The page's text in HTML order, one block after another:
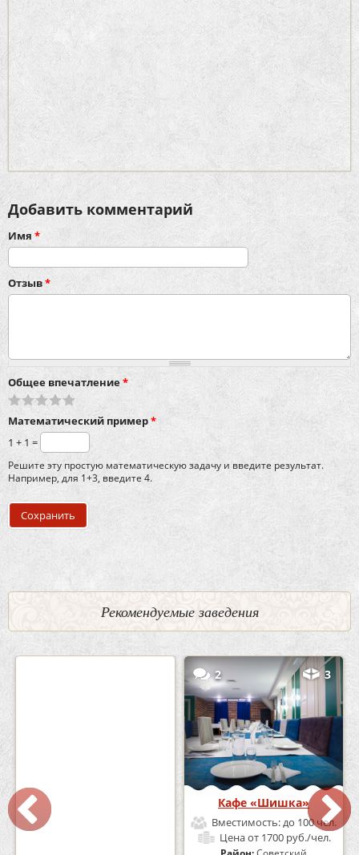
Добавить комментарий
Имя *
Отзыв*
Общее впечатление*
Математический пример*
1 + 1 =
Решите эту простую математическую задачу и введите результат.
Например, для 1+3, введите 4.
Рекомендуемые заведения
Кафе-Бар Бермуды
Вместимость:
2 3
Кафе «Шишка»
Вместимость:до 100 чел.
Ценаот 1700 руб./чел.